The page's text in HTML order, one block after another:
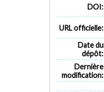
DOI:
URL officielle:
Date du
dépôt:
Dernière
modification: